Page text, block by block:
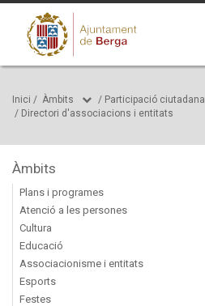
Inici / Àmbits / Participació ciutadana
/ Directori d'associacions i entitats
Àmbits
Plans i programes
Atenció a les persones
Cultura
Educació
Associacionisme i entitats
Esports
Festes